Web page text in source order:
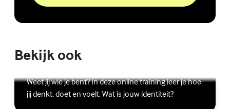
Bekijk ook
Online zelfhulptraining - Wie ben ik?
Weet jij wie je bent? In deze online training leer je hoe
jij denkt, doet en voelt. Wat is jouw identiteit?
Lees meer over Online zelfhulptraining - Wie ben ik?
(Externe link)